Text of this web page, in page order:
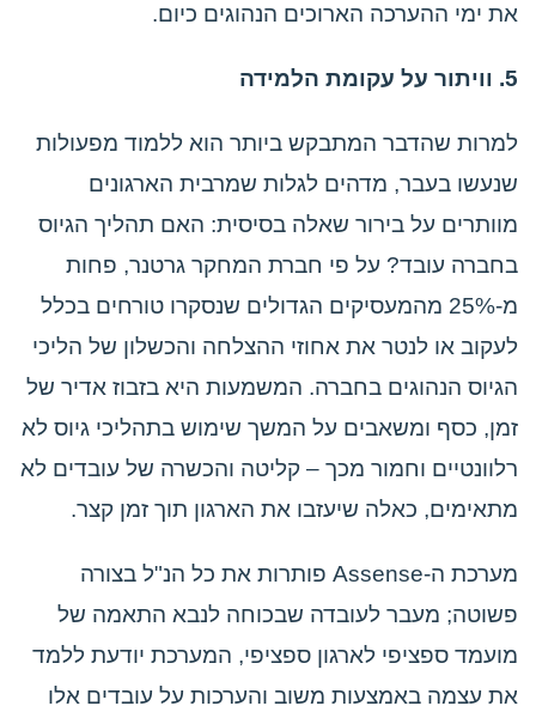
את ימי ההערכה הארוכים הנהוגים כיום.
5. וויתור על עקומת הלמידה
למרות שהדבר המתבקש ביותר הוא ללמוד מפעולות
שנעשו בעבר, מדהים לגלות שמרבית הארגונים
מוותרים על בירור שאלה בסיסית: האם תהליך הגיוס
בחברה עובד? על פי חברת המחקר גרטנר, פחות
מ-25% מהמעסיקים הגדולים שנסקרו טורחים בכלל
לעקוב או לנטר את אחוזי ההצלחה והכשלון של הליכי
הגיוס הנהוגים בחברה. המשמעות היא בזבוז אדיר של
זמן, כסף ומשאבים על המשך שימוש בתהליכי גיוס לא
רלוונטיים וחמור מכך – קליטה והכשרה של עובדים לא
מתאימים, כאלה שיעזבו את הארגון תוך זמן קצר.
מערכת ה-Assense פותרות את כל הנ"ל בצורה
פשוטה; מעבר לעובדה שבכוחה לנבא התאמה של
מועמד ספציפי לארגון ספציפי, המערכת יודעת ללמד
את עצמה באמצעות משוב והערכות על עובדים אלו